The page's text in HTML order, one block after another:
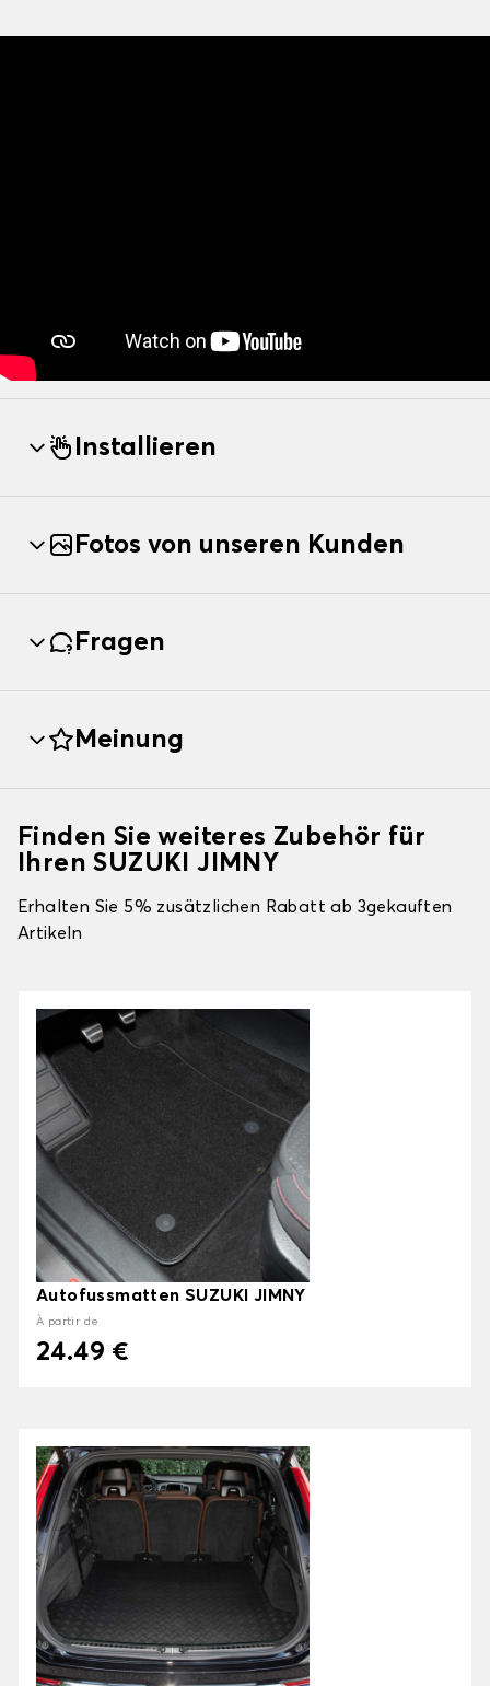
Installieren
Fotos von unseren Kunden
Fragen
Meinung
Finden Sie weiteres Zubehör für
Ihren SUZUKI JIMNY
Erhalten Sie 5% zusätzlichen Rabatt ab 3gekauften
Artikeln
Autofussmatten SUZUKI JIMNY
À partir de
24.49 €